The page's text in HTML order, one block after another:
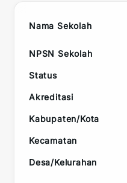
Nama Sekolah
NPSN Sekolah
Status
Akreditasi
Kabupaten/Kota
Kecamatan
Desa/Kelurahan